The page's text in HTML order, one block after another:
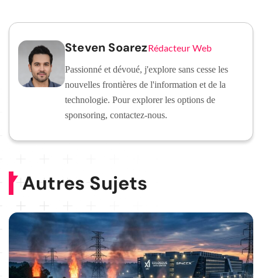
Steven SoarezRédacteur Web
Passionné et dévoué, j'explore sans cesse les
nouvelles frontières de l'information et de la
technologie. Pour explorer les options de
sponsoring, contactez-nous.
Autres Sujets